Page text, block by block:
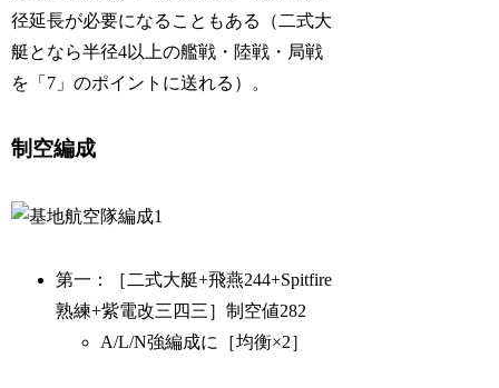
径延長が必要になることもある（二式大
艇となら半径4以上の艦戦・陸戦・局戦
を「7」のポイントに送れる）。
制空編成
第一：［二式大艇+飛燕244+Spitfire
熟練+紫電改三四三］制空値282
A/L/N強編成に［均衡×2］